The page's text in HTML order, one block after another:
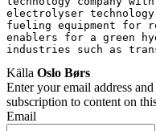
electrolyser technology
fueling equipment for
enablers for a green
industries such as
Källa Oslo Børs
Enter your email address
subscription to content on
Email